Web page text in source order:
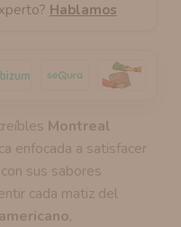
Montreal
enfocada a satisfacer
sus sabores
cada matiz del
,
Hablamos